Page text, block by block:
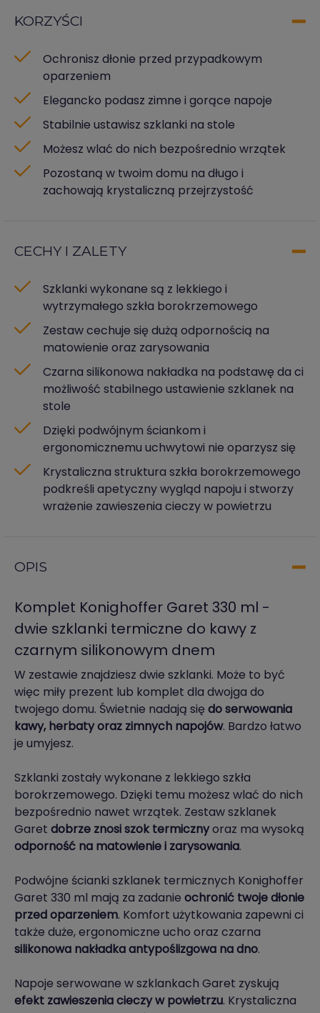
KORZYŚCI
Ochronisz dłonie przed przypadkowym
oparzeniem
Elegancko podasz zimne i gorące napoje
Stabilnie ustawisz szklanki na stole
Możesz wlać do nich bezpośrednio wrzątek
Pozostaną w twoim domu na długo i
zachowają krystaliczną przejrzystość
CECHY I ZALETY
Szklanki wykonane są z lekkiego i
wytrzymałego szkła borokrzemowego
Zestaw cechuje się dużą odpornością na
matowienie oraz zarysowania
Czarna silikonowa nakładka na podstawę da ci
możliwość stabilnego ustawienie szklanek na
stole
Dzięki podwójnym ściankom i
ergonomicznemu uchwytowi nie oparzysz się
Krystaliczna struktura szkła borokrzemowego
podkreśli apetyczny wygląd napoju i stworzy
wrażenie zawieszenia cieczy w powietrzu
OPIS
Komplet Konighoffer Garet 330 ml -
dwie szklanki termiczne do kawy z
czarnym silikonowym dnem
W zestawie znajdziesz dwie szklanki. Może to być
więc miły prezent lub komplet dla dwojga do
twojego domu. Świetnie nadają siędo serwowania
kawy, herbaty oraz zimnych napojów. Bardzo łatwo
je umyjesz.
Szklanki zostały wykonane z lekkiego szkła
borokrzemowego. Dzięki temu możesz wlać do nich
bezpośrednio nawet wrzątek. Zestaw szklanek
Garet dobrze znosi szok termicznyoraz ma wysoką
odporność na matowienie i zarysowania.
Podwójne ścianki szklanek termicznych Konighoffer
Garet 330 ml mają za zadanie ochronić twoje dłonie
przed oparzeniem. Komfort użytkowania zapewni ci
także duże, ergonomiczne ucho oraz czarna
silikonowa nakładka antypoślizgowa na dno.
Napoje serwowane w szklankach Garet zyskują
efekt zawieszenia cieczy w powietrzu. Krystaliczna